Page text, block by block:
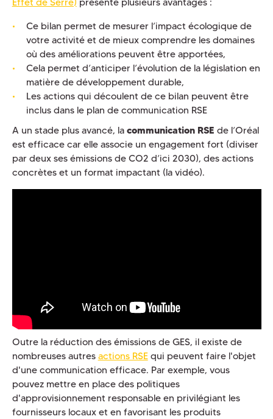
Ce bilan permet de mesurer l’impact écologique de
votre activité et de mieux comprendre les domaines
où des améliorations peuvent être apportées,
Cela permet d’anticiper l’évolution de la législation en
matière de développement durable,
Les actions qui découlent de ce bilan peuvent être
inclus dans le plan de communication RSE
A un stade plus avancé, la communication RSE de l’Oréal
est efficace car elle associe un engagement fort (diviser
par deux ses émissions de CO2 d’ici 2030), des actions
concrètes et un format impactant (la vidéo).
Outre la réduction des émissions de GES, il existe de
nombreuses autres actions RSEqui peuvent faire l'objet
d'une communication efficace. Par exemple, vous
pouvez mettre en place des politiques
d'approvisionnement responsable en privilégiant les
fournisseurs locaux et en favorisant les produits